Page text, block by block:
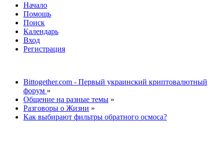
Начало
Помощь
Поиск
Календарь
Вход
Регистрация
Bittogether.com - Первый украинский криптовалютный
форум »
Общение на разные темы »
Разговоры о Жизни »
Как выбирают фильтры обратного осмоса?